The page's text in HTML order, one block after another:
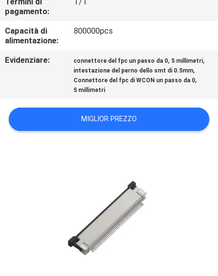
RICHIEDA
UNA
CITAZIONE
MAPPA
PRIVACY
pagamento:
Capacità di
alimentazione:
800000pcs
Evidenziare: connettore del fpc un passo da 0, 5 millimetri,
intestazione del perno dello smt di 0.5mm,
Connettore del fpc di WCON un passo da 0,
5 millimetri
MIGLIOR PREZZO